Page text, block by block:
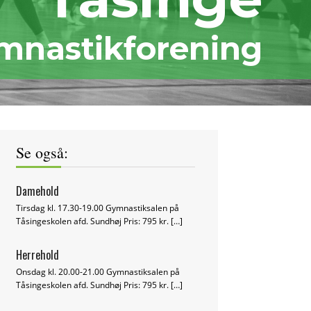
Se også:
Damehold
Tirsdag kl. 17.30-19.00 Gymnastiksalen på
Tåsingeskolen afd. Sundhøj Pris: 795 kr. […]
Herrehold
Onsdag kl. 20.00-21.00 Gymnastiksalen på
Tåsingeskolen afd. Sundhøj Pris: 795 kr. […]